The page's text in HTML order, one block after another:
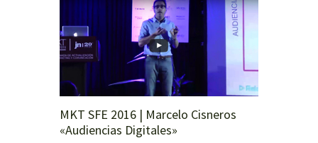
MKT SFE 2016 | Marcelo Cisneros
«Audiencias Digitales»